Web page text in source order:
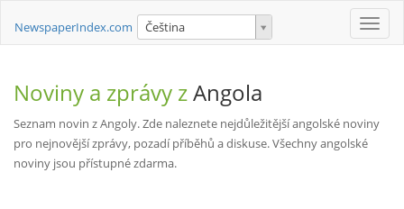
Toggle
NewspaperIndex.com Čeština
Noviny a zprávy zAngola
Seznam novin z Angoly. Zde naleznete nejdůležitější angolské noviny
pro nejnovější zprávy, pozadí příběhů a diskuse. Všechny angolské
noviny jsou přístupné zdarma.